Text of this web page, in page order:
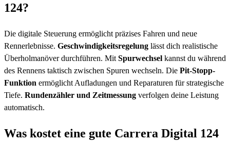
124?
Die digitale Steuerung ermöglicht präzises Fahren und neue
Rennerlebnisse. Geschwindigkeitsregelung lässt dich realistische
Überholmanöver durchführen. Mit Spurwechsel kannst du während
des Rennens taktisch zwischen Spuren wechseln. Die Pit-Stopp-
Funktion ermöglicht Aufladungen und Reparaturen für strategische
Tiefe. Rundenzähler und Zeitmessung verfolgen deine Leistung
automatisch.
Was kostet eine gute Carrera Digital 124